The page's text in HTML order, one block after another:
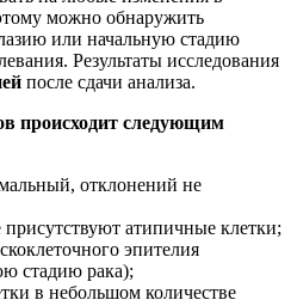
можно обнаружить
или начальную стадию
Результаты исследования
после сдачи анализа.
происходит следующим
отклонений не
атипичные клетки;
эпителия
стадию рака);
в небольшом количестве